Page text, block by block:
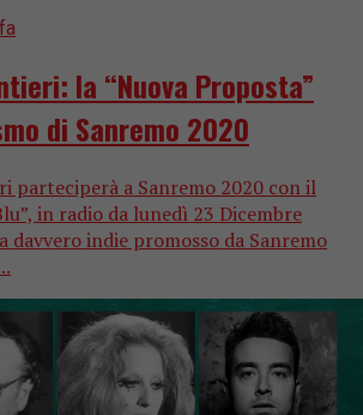
la “Nuova Proposta”
di Sanremo 2020
parteciperà a Sanremo 2020 con il
in radio da lunedì 23 Dicembre
davvero indie promosso da Sanremo